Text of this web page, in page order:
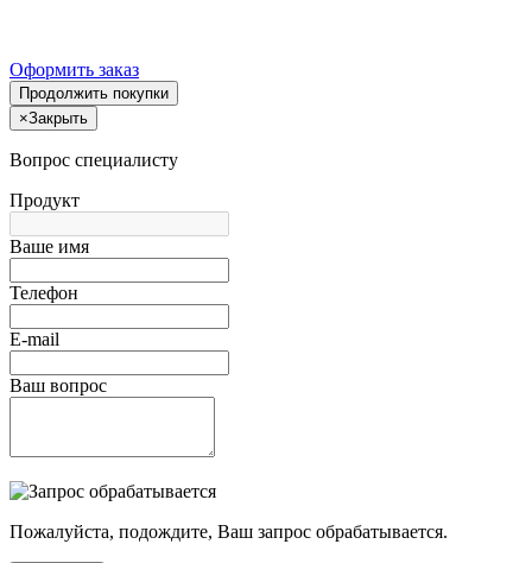
Оформить заказ
Продолжить покупки
×Закрыть
Вопрос специалисту
Продукт
Ваше имя
Телефон
E-mail
Ваш вопрос
Пожалуйста, подождите, Ваш запрос обрабатывается.